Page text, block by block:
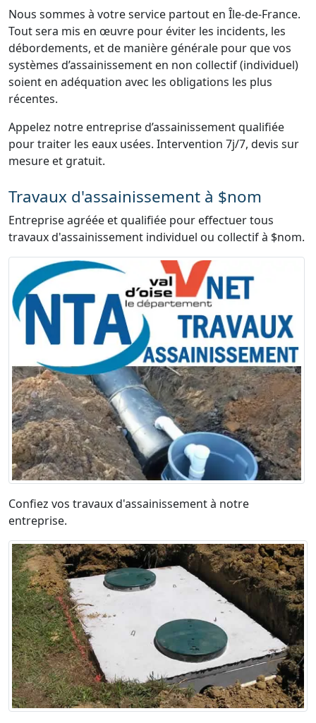
Nous sommes à votre service partout en Île-de-France.
Tout sera mis en œuvre pour éviter les incidents, les
débordements, et de manière générale pour que vos
systèmes d’assainissement en non collectif (individuel)
soient en adéquation avec les obligations les plus
récentes.
Appelez notre entreprise d’assainissement qualifiée
pour traiter les eaux usées. Intervention 7j/7, devis sur
mesure et gratuit.
Travaux d'assainissement à $nom
Entreprise agréée et qualifiée pour effectuer tous
travaux d'assainissement individuel ou collectif à $nom.
Confiez vos travaux d'assainissement à notre
entreprise.